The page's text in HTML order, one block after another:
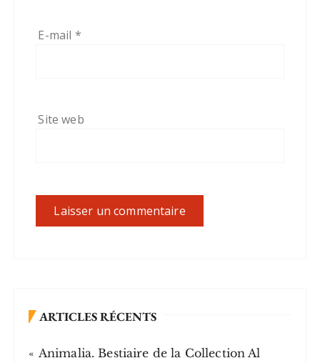
E-mail *
Site web
ARTICLES RÉCENTS
« Animalia. Bestiaire de la Collection Al